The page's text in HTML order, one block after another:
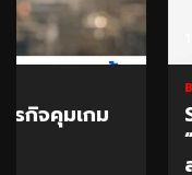
1 min read
SAM เปิดโอกาส
“ปิดหนี้ไว ไปต่